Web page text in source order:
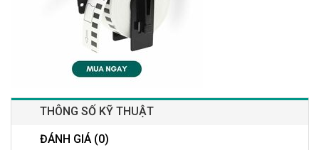
THÔNG SỐ KỸ THUẬT
ĐÁNH GIÁ (0)